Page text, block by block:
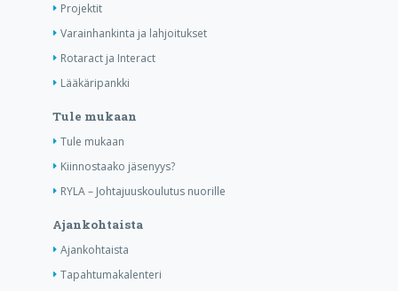
Projektit
Varainhankinta ja lahjoitukset
Rotaract ja Interact
Lääkäripankki
Tule mukaan
Tule mukaan
Kiinnostaako jäsenyys?
RYLA – Johtajuuskoulutus nuorille
Ajankohtaista
Ajankohtaista
Tapahtumakalenteri